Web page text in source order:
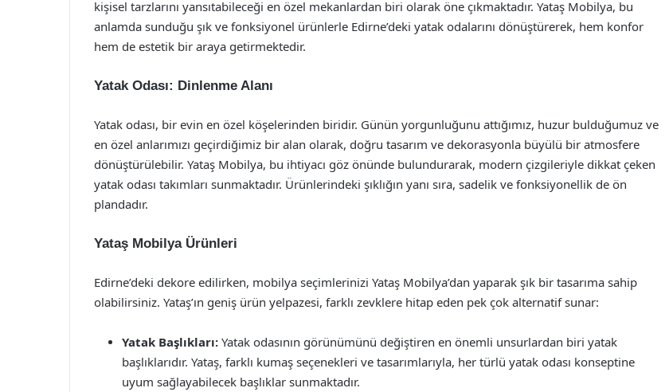
kişisel tarzlarını yansıtabileceği en özel mekanlardan biri olarak öne çıkmaktadır. Yataş Mobilya, bu
anlamda sunduğu şık ve fonksiyonel ürünlerle Edirne’deki yatak odalarını dönüştürerek, hem konfor
hem de estetik bir araya getirmektedir.
Yatak Odası: Dinlenme Alanı
Yatak odası, bir evin en özel köşelerinden biridir. Günün yorgunluğunu attığımız, huzur bulduğumuz ve
en özel anlarımızı geçirdiğimiz bir alan olarak, doğru tasarım ve dekorasyonla büyülü bir atmosfere
dönüştürülebilir. Yataş Mobilya, bu ihtiyacı göz önünde bulundurarak, modern çizgileriyle dikkat çeken
yatak odası takımları sunmaktadır. Ürünlerindeki şıklığın yanı sıra, sadelik ve fonksiyonellik de ön
plandadır.
Yataş Mobilya Ürünleri
Edirne’deki dekore edilirken, mobilya seçimlerinizi Yataş Mobilya’dan yaparak şık bir tasarıma sahip
olabilirsiniz. Yataş’ın geniş ürün yelpazesi, farklı zevklere hitap eden pek çok alternatif sunar:
Yatak Başlıkları: Yatak odasının görünümünü değiştiren en önemli unsurlardan biri yatak
başlıklarıdır. Yataş, farklı kumaş seçenekleri ve tasarımlarıyla, her türlü yatak odası konseptine
uyum sağlayabilecek başlıklar sunmaktadır.